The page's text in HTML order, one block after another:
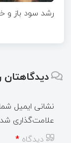
رشد سود باز و
دیدگاهتان
نشانی ایمیل
علامت‌گذاری
دیدگاه *